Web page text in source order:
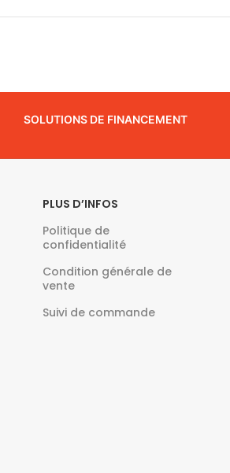
SOLUTIONS DE FINANCEMENT
PLUS D’INFOS
Politique de
confidentialité
Condition générale de
vente
Suivi de commande